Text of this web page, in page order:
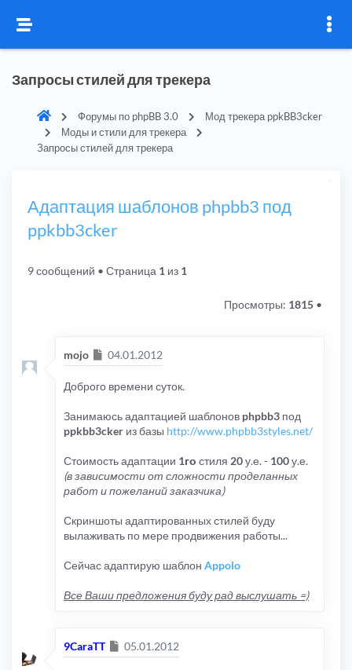
Запросы стилей для трекера
Форумы по phpBB 3.0
Мод трекера ppkBB3cker
Моды и стили для трекера
Запросы стилей для трекера
Адаптация шаблонов phpbb3 под
ppkbb3cker
9 сообщений • Страница 1 из 1
Просмотры: 1815 •
mojo Сообщение
04.01.2012
Доброго времени суток.
Занимаюсь адаптацией шаблонов phpbb3 под
ppkbb3cker из базы http://www.phpbb3styles.net/
Стоимость адаптации 1го стиля 20у.е. - 100у.е.
(в зависимости от сложности проделанных
работ и пожеланий заказчика)
Скриншоты адаптированных стилей буду
вылаживать по мере продвижения работы...
Сейчас адаптирую шаблон Appolo
Все Ваши предложения буду рад выслушать =)
9CaraTT Сообщение
05.01.2012